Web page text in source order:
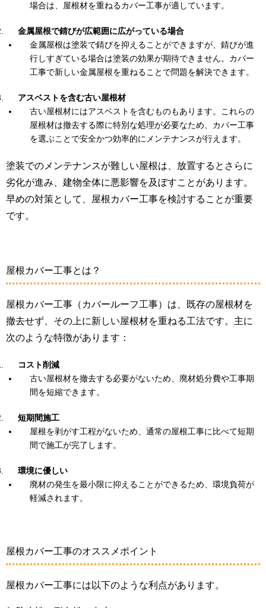
場合は、屋根材を重ねるカバー工事が適しています。
金属屋根で錆びが広範囲に広がっている場合
金属屋根は塗装で錆びを抑えることができますが、錆びが進
行しすぎている場合は塗装の効果が期待できません。カバー
工事で新しい金属屋根を重ねることで問題を解決できます。
アスベストを含む古い屋根材
古い屋根材にはアスベストを含むものもあります。これらの
屋根材は撤去する際に特別な処理が必要なため、カバー工事
を選ぶことで安全かつ効率的にメンテナンスが行えます。
塗装でのメンテナンスが難しい屋根は、放置するとさらに
劣化が進み、建物全体に悪影響を及ぼすことがあります。
早めの対策として、屋根カバー工事を検討することが重要
です。
屋根カバー工事とは？
屋根カバー工事（カバールーフ工事）は、既存の屋根材を
撤去せず、その上に新しい屋根材を重ねる工法です。主に
次のような特徴があります：
コスト削減
古い屋根材を撤去する必要がないため、廃材処分費や工事期
間を短縮できます。
短期間施工
屋根を剥がす工程がないため、通常の屋根工事に比べて短期
間で施工が完了します。
環境に優しい
廃材の発生を最小限に抑えることができるため、環境負荷が
軽減されます。
屋根カバー工事のオススメポイント
屋根カバー工事には以下のような利点があります。